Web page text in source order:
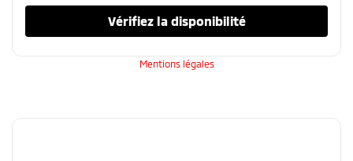
Vérifiez la disponibilité
Mentions légales